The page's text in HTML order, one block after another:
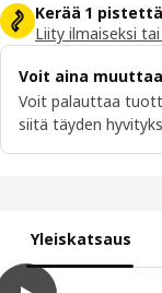
Kerää 1 pistettä
Liity ilmaiseksi
Voit aina
Voit palauttaa
siitä täyden
Yleiskatsaus